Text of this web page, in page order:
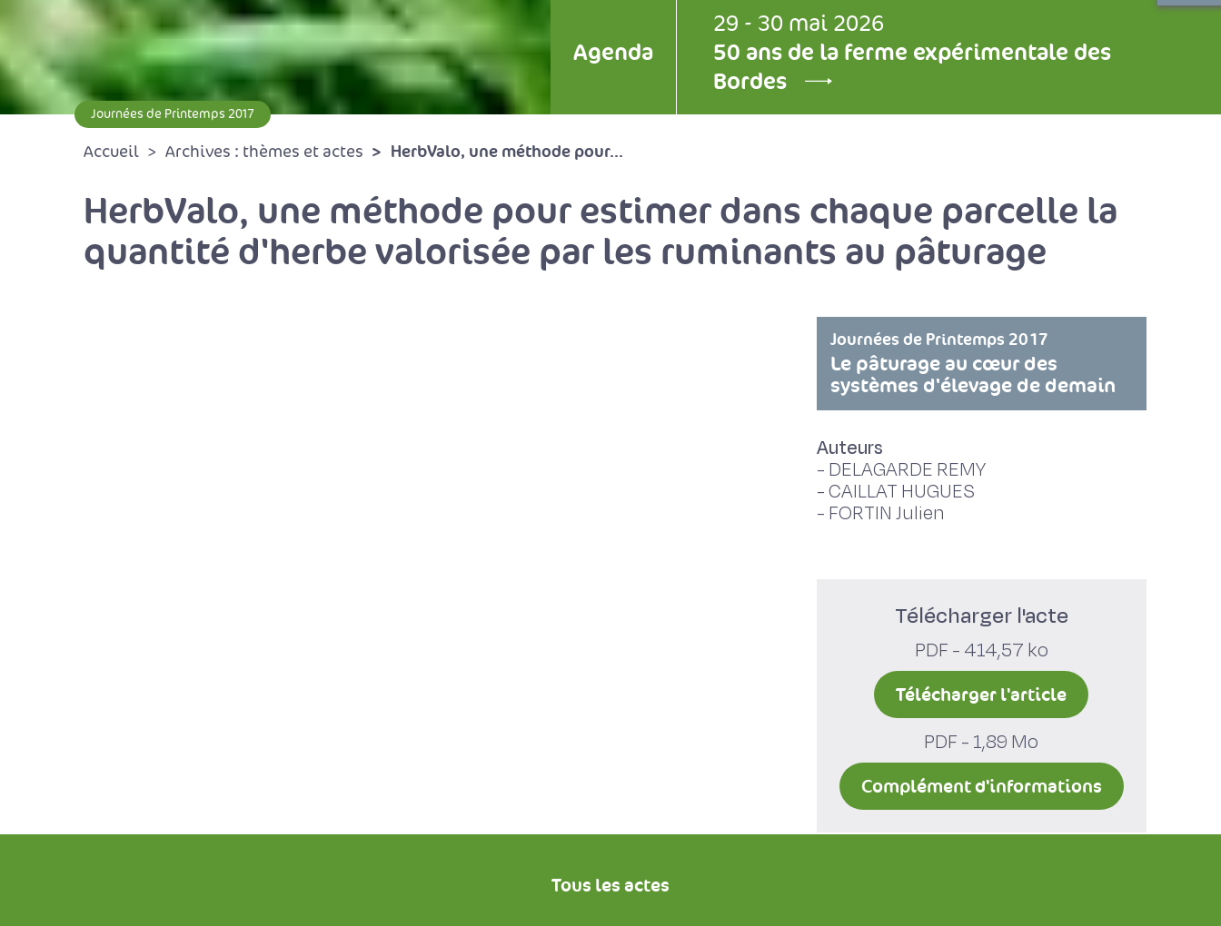
Agenda
29 - 30 mai 2026
50 ans de la ferme expérimentale des
Bordes
Journées de Printemps 2017
Accueil Archives : thèmes et actes HerbValo, une méthode pour...
HerbValo, une méthode pour estimer dans chaque parcelle la
quantité d'herbe valorisée par les ruminants au pâturage
Journées de Printemps 2017
Le pâturage au cœur des
systèmes d'élevage de demain
Auteurs
- DELAGARDE REMY
-CAILLAT HUGUES
- FORTIN Julien
Télécharger l'acte
PDF - 414,57 ko
Télécharger l'article
PDF - 1,89 Mo
Complément d'informations
Tous les actes